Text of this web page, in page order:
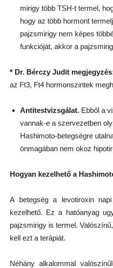
mirigy több TSH-t termel,
hogy az több hormont
pajzsmirigy nem képes
funkcióját, akkor a
* Dr. Bérczy Judit
az Ft3, Ft4 hormonszintek
Antitestvizsgálat. Ebből a
vannak-e a szervezetben
Hashimoto-betegségre
önmagában nem okoz
Hogyan kezelhető a
A betegség a levotiroxin
kezelhető. Ez a hatóanyag
pajzsmirigy is termel.
kell ezt a terápiát.
Néhány alkalommal